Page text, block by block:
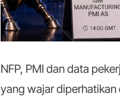
NFP, PMI dan data
yang wajar